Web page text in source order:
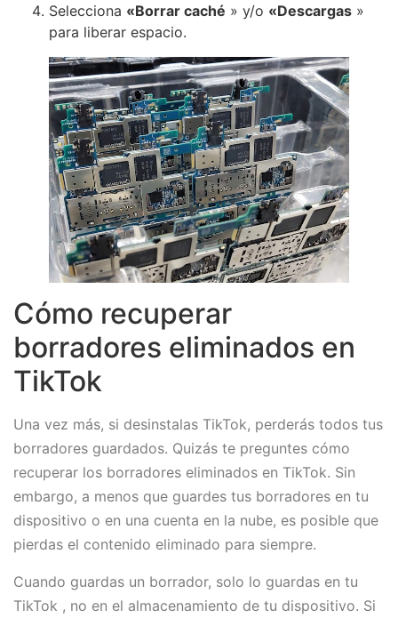
Selecciona «Borrar caché » y/o «Descargas »
para liberar espacio.
Cómo recuperar
borradores eliminados en
TikTok
Una vez más, si desinstalas TikTok, perderás todos tus
borradores guardados. Quizás te preguntes cómo
recuperar los borradores eliminados en TikTok. Sin
embargo, a menos que guardes tus borradores en tu
dispositivo o en una cuenta en la nube, es posible que
pierdas el contenido eliminado para siempre.
Cuando guardas un borrador, solo lo guardas en tu
TikTok , no en el almacenamiento de tu dispositivo. Si